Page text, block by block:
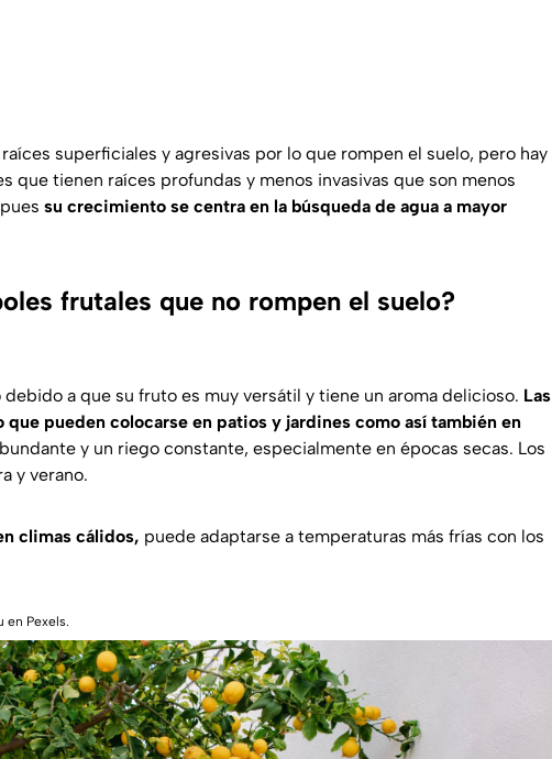
superficiales y agresivas por lo que rompen el suelo, pero hay
que tienen raíces profundas y menos invasivas que son menos
su crecimiento se centra en la búsqueda de agua a mayor
frutales que no rompen el suelo?
a que su fruto es muy versátil y tiene un aroma delicioso. Las
que pueden colocarse en patios y jardines como así también en
y un riego constante, especialmente en épocas secas. Los
y verano.
climas cálidos, puede adaptarse a temperaturas más frías con los
en Pexels.